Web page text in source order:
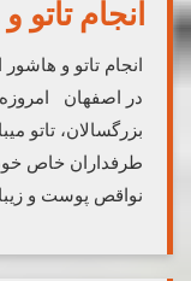
انجام
انجام تاتو و هاشور
در اصفهان امروزه
بزرگسالان، تاتو
طرفداران خاص خود
نواقص پوست و